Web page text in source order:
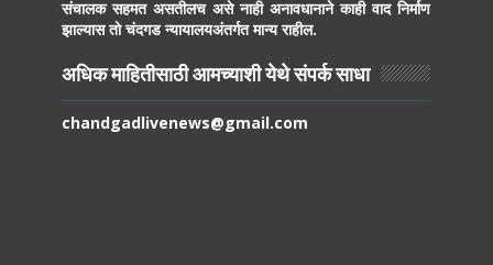
संचालक सहमत असतीलच असे नाही अनावधानाने काही वाद निर्माण
झाल्यास तो चंदगड न्यायालयअंतर्गत मान्य राहील.
अधिक माहितीसाठी आमच्याशी येथे संपर्क साधा
chandgadlivenews@gmail.com